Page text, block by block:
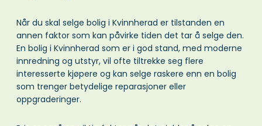
Når du skal selge bolig i Kvinnherad er tilstanden en
annen faktor som kan påvirke tiden det tar å selge den.
En bolig i Kvinnherad som er i god stand, med moderne
innredning og utstyr, vil ofte tiltrekke seg flere
interesserte kjøpere og kan selge raskere enn en bolig
som trenger betydelige reparasjoner eller
oppgraderinger.